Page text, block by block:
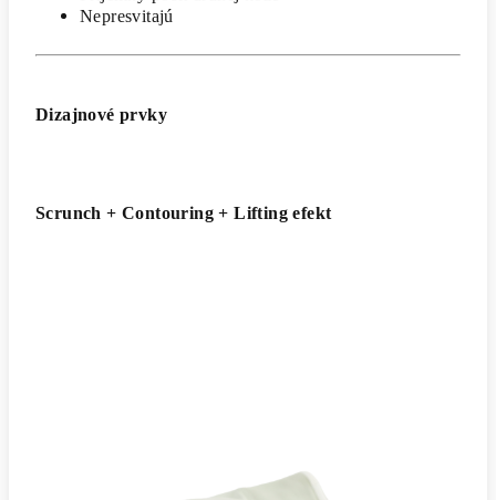
Nepresvitajú
Dizajnové prvky
Scrunch + Contouring + Lifting efekt